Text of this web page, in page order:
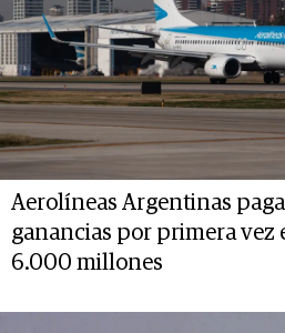
Aerolíneas Argentinas
ganancias por primera vez
6.000 millones